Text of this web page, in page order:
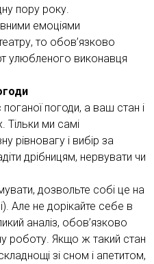
пору року.
емоціями
то обов’язково
улюбленого виконавця
погоди, а ваш стан і
Тільки ми самі
рівновагу і вибір за
дрібницям, нервувати чи
дозвольте собі це на
Але не дорікайте себе в
аналіз, обов’язково
роботу. Якщо ж такий стан
зі сном і апетитом,